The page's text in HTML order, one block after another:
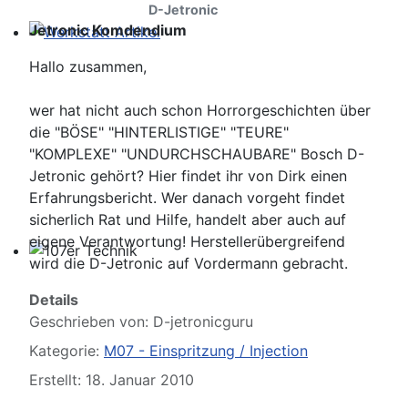
107er Technik
D-Jetronic
Jetronic Komdendium
Hallo zusammen,
wer hat nicht auch schon Horrorgeschichten über
die "BÖSE" "HINTERLISTIGE" "TEURE"
"KOMPLEXE" "UNDURCHSCHAUBARE" Bosch D-
Jetronic gehört? Hier findet ihr von Dirk einen
Erfahrungsbericht. Wer danach vorgeht findet
sicherlich Rat und Hilfe, handelt aber auch auf
eigene Verantwortung! Herstellerübergreifend
wird die D-Jetronic auf Vordermann gebracht.
Details
Geschrieben von: D-jetronicguru
Kategorie: M07 - Einspritzung / Injection
Erstellt: 18. Januar 2010